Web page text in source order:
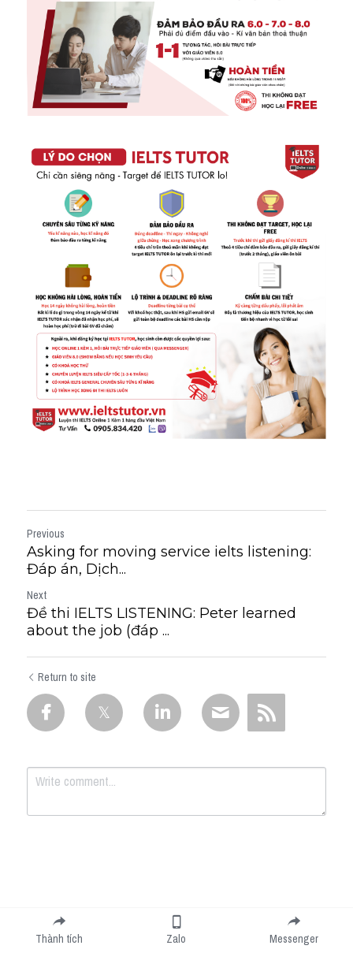
Previous
Asking for moving service ielts listening:
Đáp án, Dịch...
Next
Đề thi IELTS LISTENING: Peter learned
about the job (đáp ...
Return to site
Submit
Thành tích Zalo Messenger